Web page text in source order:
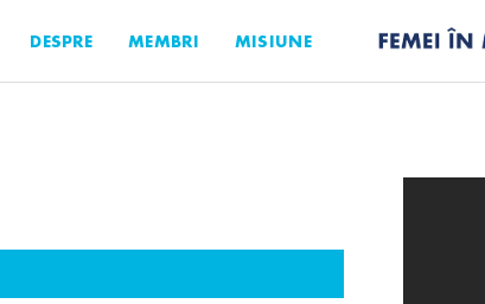
DESPRE MEMBRI MISIUNE